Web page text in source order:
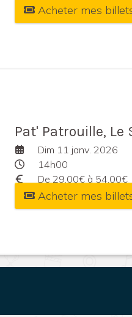
Acheter mes
Pat' Patrouille, Le
Dim 11 janv. 2026
14h00
De 29,00€ à 54,00€
Acheter mes